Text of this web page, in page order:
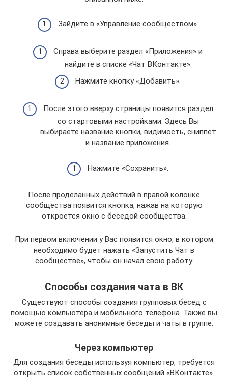
Зайдите в «Управление сообществом».
Справа выберите раздел «Приложения» и
найдите в списке «Чат ВКонтакте».
Нажмите кнопку «Добавить».
После этого вверху страницы появится раздел
со стартовыми настройками. Здесь Вы
выбираете название кнопки, видимость, сниппет
и название приложения.
Нажмите «Сохранить».
После проделанных действий в правой колонке
сообщества появится кнопка, нажав на которую
откроется окно с беседой сообщества.
При первом включении у Вас появится окно, в котором
необходимо будет нажать «Запустить Чат в
сообществе», чтобы он начал свою работу.
Способы создания чата в ВК
Существуют способы создания групповых бесед с
помощью компьютера и мобильного телефона. Также вы
можете создавать анонимные беседы и чаты в группе.
Через компьютер
Для создания беседы используя компьютер, требуется
открыть список собственных сообщений «ВКонтакте».